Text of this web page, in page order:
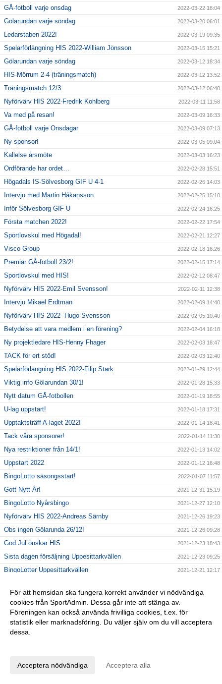
GÅ-fotboll varje onsdag 2022-03-22 18:04
Gölarundan varje söndag 2022-03-20 06:01
Ledarstaben 2022! 2022-03-19 09:35
Spelarförlängning HIS 2022-William Jönsson 2022-03-15 15:21
Gölarundan varje söndag 2022-03-12 18:34
HIS-Mörrum 2-4 (träningsmatch) 2022-03-12 13:52
Träningsmatch 12/3 2022-03-12 06:40
Nyförvärv HIS 2022-Fredrik Kohlberg 2022-03-11 11:58
Va med på resan! 2022-03-09 16:33
GÅ-fotboll varje Onsdagar 2022-03-09 07:13
Ny sponsor! 2022-03-05 09:04
Kallelse årsmöte 2022-03-03 16:23
Ordförande har ordet… 2022-02-28 15:51
Högadals IS-Sölvesborg GIF U 4-1 2022-02-26 14:03
Intervju med Martin Håkansson 2022-02-25 15:10
Inför Sölvesborg GIF U 2022-02-24 16:25
Första matchen 2022! 2022-02-22 17:54
Sportlovskul med Högadal! 2022-02-21 12:27
Visco Group 2022-02-18 16:26
Premiär GÅ-fotboll 23/2! 2022-02-15 17:14
Sportlovskul med HIS! 2022-02-12 08:47
Nyförvärv HIS 2022-Emil Svensson! 2022-02-11 12:38
Intervju Mikael Erdtman 2022-02-09 14:40
Nyförvärv HIS 2022- Hugo Svensson 2022-02-05 10:40
Betydelse att vara medlem i en förening? 2022-02-04 16:18
Ny projektledare HIS-Henny Fhager 2022-02-03 18:47
TACK för ert stöd! 2022-02-03 12:40
Spelarförlängning HIS 2022-Filip Stark 2022-01-29 12:44
Viktig info Gölarundan 30/1! 2022-01-28 15:33
Nytt datum GÅ-fotbollen 2022-01-19 18:55
U-lag uppstart! 2022-01-18 17:31
Upptaktsträff A-laget 2022! 2022-01-14 18:41
Tack våra sponsorer! 2022-01-14 11:30
Nya restriktioner från 14/1! 2022-01-13 14:02
Uppstart 2022 2022-01-12 16:48
BingoLotto säsongsstart! 2022-01-07 11:57
Gott Nytt År! 2021-12-31 15:19
BingoLotto Nyårsbingo 2021-12-27 12:10
Nyförvärv HIS 2022-Andreas Särnby 2021-12-26 19:23
Obs ingen Gölarunda 26/12! 2021-12-26 09:28
God Jul önskar HIS 2021-12-23 18:43
Sista dagen försäljning Uppesittarkvällen 2021-12-23 09:25
BingoLotter Uppesittarkvällen 2021-12-21 12:17
Nyförvärv HIS 2022-Sebastian Wikell 2021-12-19 14:59
Gölarundan 4:e advent 2021-12-19 08:17
Nyförvärv HIS 2022-Anton Asplund 2021-12-18 17:14
KM 2021 INSTÄLLT
Nyförvärv HIS 2022-Samem Sattar
För att hemsidan ska fungera korrekt använder vi nödvändiga
cookies från SportAdmin. Dessa går inte att stänga av.
Föreningen kan också använda frivilliga cookies, t.ex. för
statistik eller marknadsföring. Du väljer själv om du vill acceptera
dessa.
Acceptera nödvändiga Acceptera alla